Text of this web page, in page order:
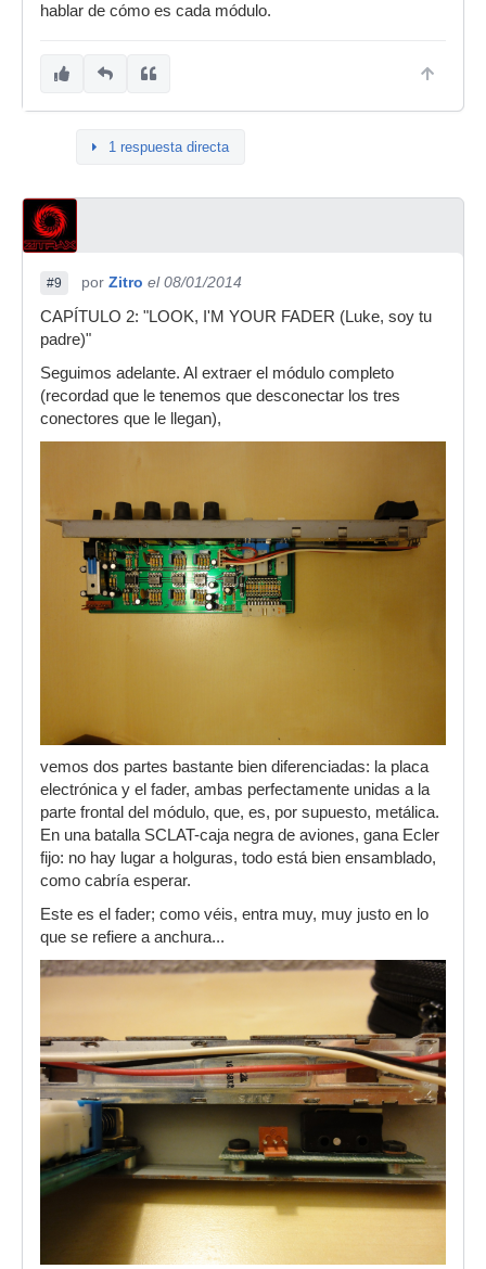
hablar de cómo es cada módulo.
1 respuesta directa
#9 por Zitro el 08/01/2014
CAPÍTULO 2: "LOOK, I'M YOUR FADER (Luke, soy tu
padre)"
Seguimos adelante. Al extraer el módulo completo
(recordad que le tenemos que desconectar los tres
conectores que le llegan),
vemos dos partes bastante bien diferenciadas: la placa
electrónica y el fader, ambas perfectamente unidas a la
parte frontal del módulo, que, es, por supuesto, metálica.
En una batalla SCLAT-caja negra de aviones, gana Ecler
fijo: no hay lugar a holguras, todo está bien ensamblado,
como cabría esperar.
Este es el fader; como véis, entra muy, muy justo en lo
que se refiere a anchura...